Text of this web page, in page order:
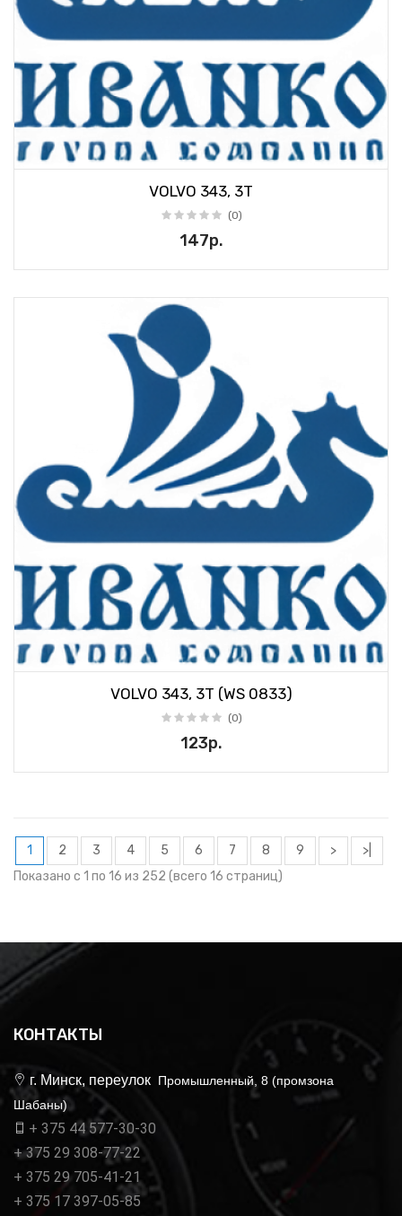
VOLVO 343, 3T
(0)
147р.
VOLVO 343, 3T (WS 0833)
(0)
123р.
1 2 3 4 5 6 7 8 9 >
>|
Показано с 1 по 16 из 252 (всего 16 страниц)
КОНТАКТЫ
г. Минск, переулок Промышленный, 8 (промзона
Шабаны)
+ 375 44 577-30-30
+ 375 29 308-77-22
+ 375 29 705-41-21
+ 375 17 397-05-85